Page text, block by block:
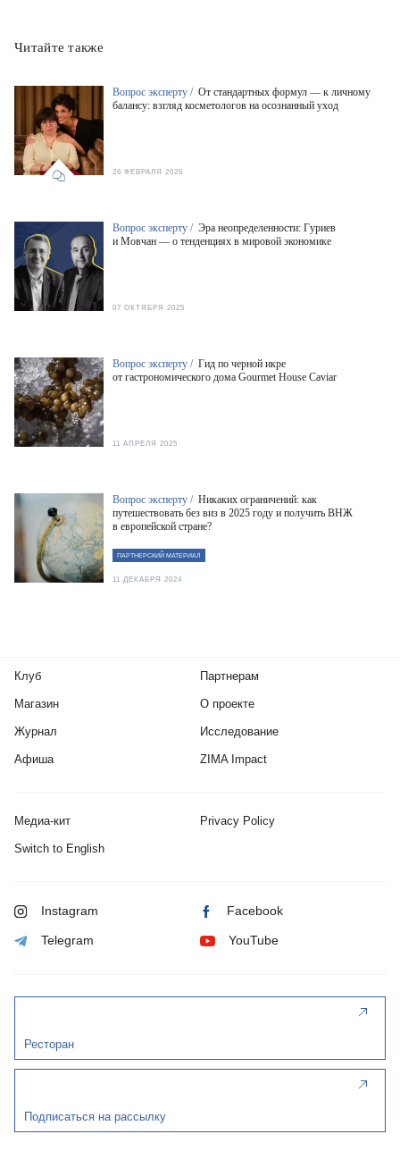
Читайте также
Вопрос эксперту / От стандартных формул — к личному
балансу: взгляд косметологов на осознанный уход
26 ФЕВРАЛЯ 2026
Вопрос эксперту / Эра неопределенности: Гуриев
и Мовчан — о тенденциях в мировой экономике
07 ОКТЯБРЯ 2025
Вопрос эксперту / Гид по черной икре
от гастрономического дома Gourmet House Caviar
11 АПРЕЛЯ 2025
Вопрос эксперту / Никаких ограничений: как
путешествовать без виз в 2025 году и получить ВНЖ
в европейской стране?
ПАРТНЕРСКИЙ МАТЕРИАЛ
11 ДЕКАБРЯ 2024
Клуб
Магазин
Журнал
Афиша
Партнерам
О проекте
Исследование
ZIMA Impact
Медиа-кит Privacy Policy
Switch to English
Instagram Facebook
Telegram YouTube
Ресторан
Подписаться на рассылку